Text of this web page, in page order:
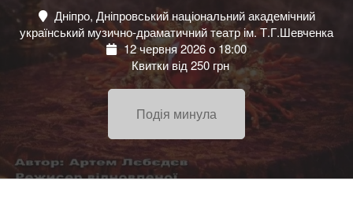
Дніпро, Дніпровський національний академічний
український музично-драматичний театр ім. Т.Г.Шевченка
12 червня 2026 о 18:00
Квитки від 250 грн
Подія минула